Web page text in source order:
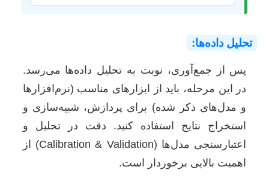
تحلیل داده‌ها:
پس از جمع‌آوری، نوبت به تحلیل داده‌ها می‌رسد.
در این مرحله، باید از ابزارهای مناسب (نرم‌افزارها
و مدل‌های ذکر شده) برای پردازش، شبیه‌سازی و
استخراج نتایج استفاده کنید. دقت در تحلیل و
اعتبارسنجی مدل‌ها (Calibration & Validation) از
اهمیت بالایی برخوردار است.